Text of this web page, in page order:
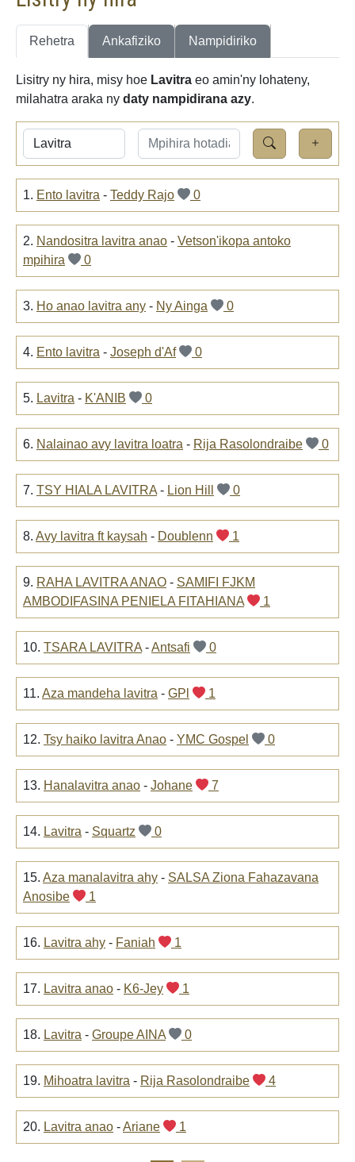
Rehetra Ankafiziko Nampidiriko
Lisitry ny hira, misy hoe Lavitra eo amin'ny lohateny,
milahatra araka ny daty nampidirana azy.
1. Ento lavitra - Teddy Rajo 0
2. Nandositra lavitra anao - Vetson'ikopa antoko
mpihira
0
3. Ho anao lavitra any - Ny Ainga 0
4. Ento lavitra - Joseph d'Af 0
5. Lavitra - K'ANIB 0
6. Nalainao avy lavitra loatra - Rija Rasolondraibe 0
7. TSY HIALA LAVITRA - Lion Hill 0
8. Avy lavitra ft kaysah - Doublenn 1
9. RAHA LAVITRA ANAO - SAMIFI FJKM
AMBODIFASINA PENIELA FITAHIANA
1
10. TSARA LAVITRA -Antsafi 0
11. Aza mandeha lavitra - GPl 1
12. Tsy haiko lavitra Anao - YMC Gospel 0
13. Hanalavitra anao - Johane 7
14. Lavitra - Squartz 0
15. Aza manalavitra ahy - SALSA Ziona Fahazavana
Anosibe
1
16. Lavitra ahy - Faniah 1
17. Lavitra anao - K6-Jey 1
18. Lavitra - Groupe AINA 0
19. Mihoatra lavitra - Rija Rasolondraibe 4
20. Lavitra anao -Ariane 1